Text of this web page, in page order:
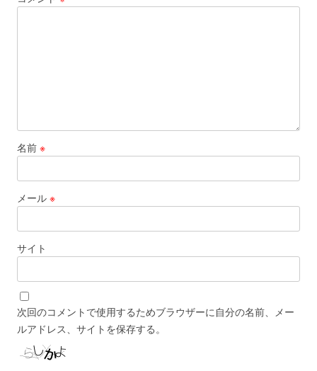
名前 ※
メール ※
サイト
次回のコメントで使用するためブラウザーに自分の名前、メー
ルアドレス、サイトを保存する。